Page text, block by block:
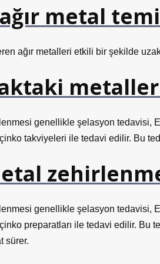
metal
ağır metalleri etkili bir şekilde
genellikle şelasyon tedavisi,
takviyeleri ile tedavi edilir. Bu
genellikle şelasyon tedavisi,
preparatları ile tedavi edilir. Bu
sürer.